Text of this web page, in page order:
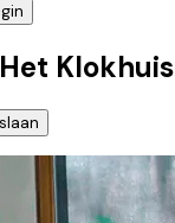
Klokhuis